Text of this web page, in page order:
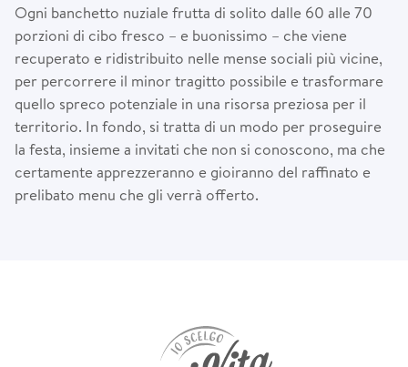
Ogni banchetto nuziale frutta di solito dalle 60 alle 70
porzioni di cibo fresco – e buonissimo – che viene
recuperato e ridistribuito nelle mense sociali più vicine,
per percorrere il minor tragitto possibile e trasformare
quello spreco potenziale in una risorsa preziosa per il
territorio. In fondo, si tratta di un modo per proseguire
la festa, insieme a invitati che non si conoscono, ma che
certamente apprezzeranno e gioiranno del raffinato e
prelibato menu che gli verrà offerto.